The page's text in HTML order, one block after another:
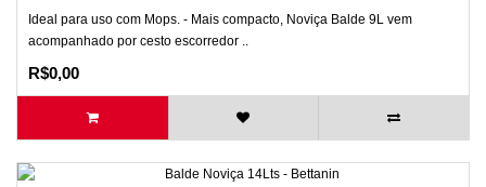
Ideal para uso com Mops. - Mais compacto, Noviça Balde 9L vem
acompanhado por cesto escorredor ..
R$0,00